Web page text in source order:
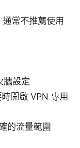
常不推薦使用
牆設定
開啟 VPN 專用
的流量範圍